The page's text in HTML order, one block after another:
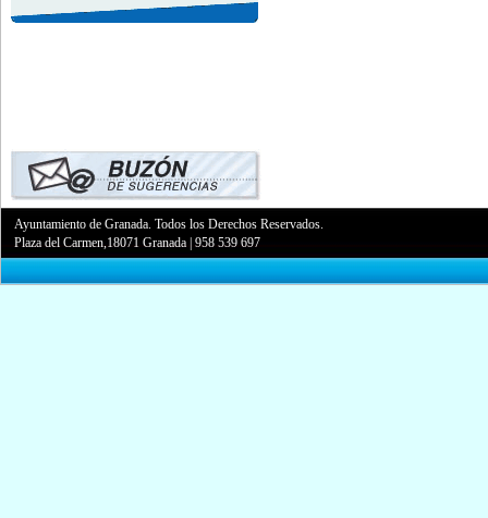
Ayuntamiento de Granada. Todos los Derechos Reservados.
Plaza del Carmen,18071 Granada |958 539 697